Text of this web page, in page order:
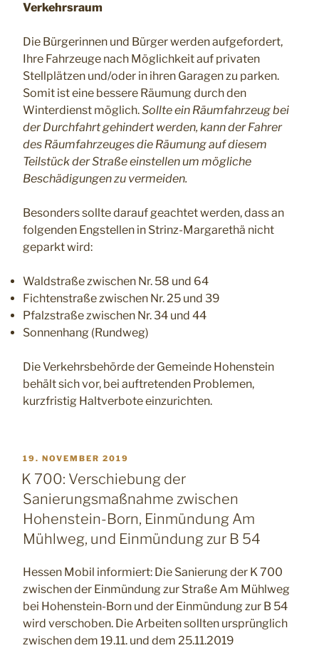
Verkehrsraum
Die Bürgerinnen und Bürger werden aufgefordert,
Ihre Fahrzeuge nach Möglichkeit auf privaten
Stellplätzen und/oder in ihren Garagen zu parken.
Somit ist eine bessere Räumung durch den
Winterdienst möglich.Sollte ein Räumfahrzeug bei
der Durchfahrt gehindert werden, kann der Fahrer
des Räumfahrzeuges die Räumung auf diesem
Teilstück der Straße einstellen um mögliche
Beschädigungen zu vermeiden.
Besonders sollte darauf geachtet werden, dass an
folgenden Engstellen in Strinz-Margarethä nicht
geparkt wird:
Waldstraße zwischen Nr. 58 und 64
Fichtenstraße zwischen Nr. 25 und 39
Pfalzstraße zwischen Nr. 34 und 44
Sonnenhang (Rundweg)
Die Verkehrsbehörde der Gemeinde Hohenstein
behält sich vor, bei auftretenden Problemen,
kurzfristig Haltverbote einzurichten.
VERÖFFENTLICHT
AM
19. NOVEMBER 2019
K 700: Verschiebung der
Sanierungsmaßnahme zwischen
Hohenstein-Born, Einmündung Am
Mühlweg, und Einmündung zur B 54
Hessen Mobil informiert: Die Sanierung der K 700
zwischen der Einmündung zur Straße Am Mühlweg
bei Hohenstein-Born und der Einmündung zur B 54
wird verschoben. Die Arbeiten sollten ursprünglich
zwischen dem 19.11. und dem 25.11.2019